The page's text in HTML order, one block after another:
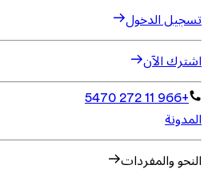
تسجيل الدخول
اشترك الآن
+966 11 272 5470
المدونة
النحو والمفردات